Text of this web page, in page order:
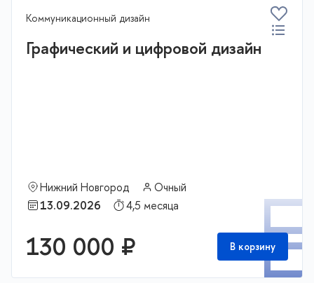
Коммуникационный дизайн
Графический и цифровой дизайн
Нижний Новгород
Очный
13.09.2026
4,5 месяца
130 000 ₽ В корзину